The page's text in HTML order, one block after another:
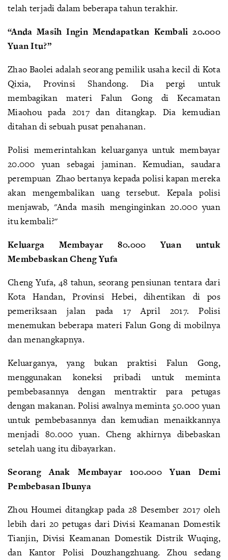
telah terjadi dalam beberapa tahun terakhir.
“Anda Masih Ingin Mendapatkan Kembali 20.000
Yuan Itu?”
Zhao Baolei adalah seorang pemilik usaha kecil di Kota
Qixia, Provinsi Shandong. Dia pergi untuk
membagikan materi Falun Gong di Kecamatan
Miaohou pada 2017 dan ditangkap. Dia kemudian
ditahan di sebuah pusat penahanan.
Polisi memerintahkan keluarganya untuk membayar
20.000 yuan sebagai jaminan. Kemudian, saudara
perempuan Zhao bertanya kepada polisi kapan mereka
akan mengembalikan uang tersebut. Kepala polisi
menjawab, "Anda masih menginginkan 20.000 yuan
itu kembali?"
Keluarga Membayar 80.000 Yuan untuk
Membebaskan Cheng Yufa
Cheng Yufa, 48 tahun, seorang pensiunan tentara dari
Kota Handan, Provinsi Hebei, dihentikan di pos
pemeriksaan jalan pada 17 April 2017. Polisi
menemukan beberapa materi Falun Gong di mobilnya
dan menangkapnya.
Keluarganya, yang bukan praktisi Falun Gong,
menggunakan koneksi pribadi untuk meminta
pembebasannya dengan mentraktir para petugas
dengan makanan. Polisi awalnya meminta 50.000 yuan
untuk pembebasannya dan kemudian menaikkannya
menjadi 80.000 yuan. Cheng akhirnya dibebaskan
setelah uang itu dibayarkan.
Seorang Anak Membayar 100.000 Yuan Demi
Pembebasan Ibunya
Zhou Houmei ditangkap pada 28 Desember 2017 oleh
lebih dari 20 petugas dari Divisi Keamanan Domestik
Tianjin, Divisi Keamanan Domestik Distrik Wuqing,
dan Kantor Polisi Douzhangzhuang. Zhou sedang